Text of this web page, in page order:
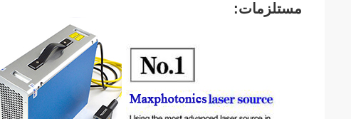
مستلزمات: